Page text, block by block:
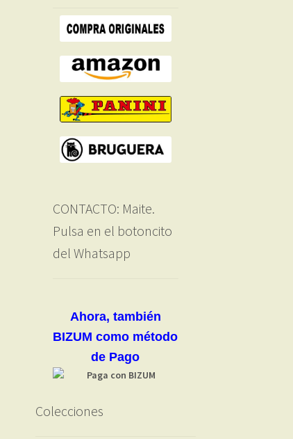
CONTACTO: Maite.
Pulsa en el botoncito
del Whatsapp
Ahora, también
BIZUM como método
de Pago
Colecciones